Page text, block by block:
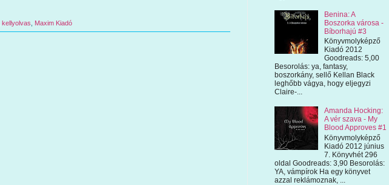
kellyolvas, Maxim Kiadó
Benina: A
Boszorka városa -
Bíborhajú #3
Könyvmolyképző
Kiadó 2012
Goodreads: 5,00
Besorolás: ya, fantasy,
boszorkány, sellő Kellan Black
leghőbb vágya, hogy eljegyzi
Claire-...
Amanda Hocking:
A vér szava - My
Blood Approves #1
Könyvmolyképző
Kiadó 2012 június
7. Könyvhét 296
oldal Goodreads: 3,90 Besorolás:
YA, vámpírok Ha egy könyvet
azzal reklámoznak, ...